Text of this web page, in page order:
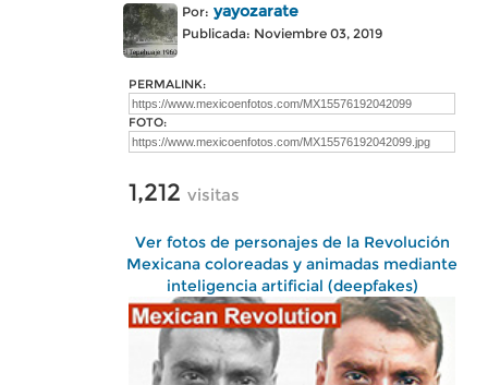
Por: yayozarate
Publicada: Noviembre 03, 2019
PERMALINK:
FOTO:
1,212 visitas
Ver fotos de personajes de la Revolución
Mexicana coloreadas y animadas mediante
inteligencia artificial (deepfakes)